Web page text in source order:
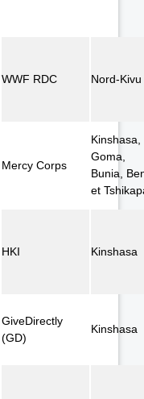
WWF RDC Nord-Kivu
Mercy Corps
Kinshasa,
Goma,
Bunia,
et
HKI Kinshasa
GiveDirectly
(GD)
Kinshasa